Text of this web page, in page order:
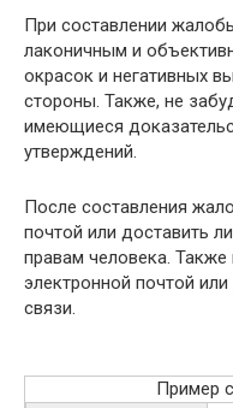
При составлении
лаконичным и
окрасок и негативных
стороны. Также, не
имеющиеся
утверждений.
После составления
почтой или доставить
правам человека.
электронной почтой
связи.
Пример